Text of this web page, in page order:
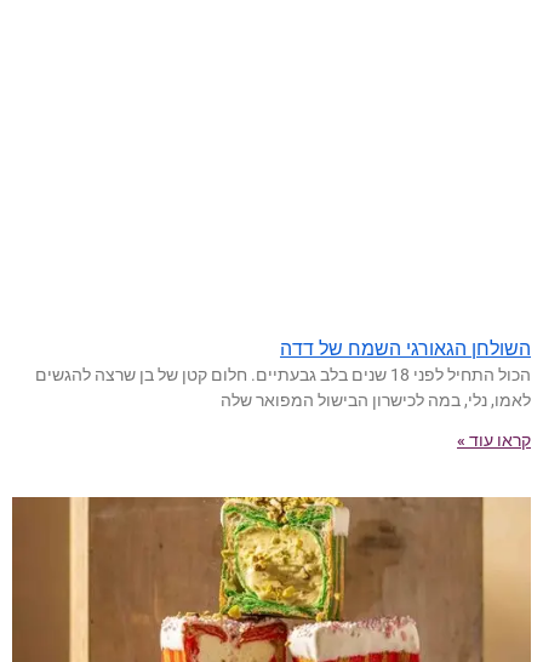
השולחן הגאורגי השמח של דדה
הכול התחיל לפני 18 שנים בלב גבעתיים. חלום קטן של בן שרצה להגשים
לאמו, נלי, במה לכישרון הבישול המפואר שלה
קראו עוד »